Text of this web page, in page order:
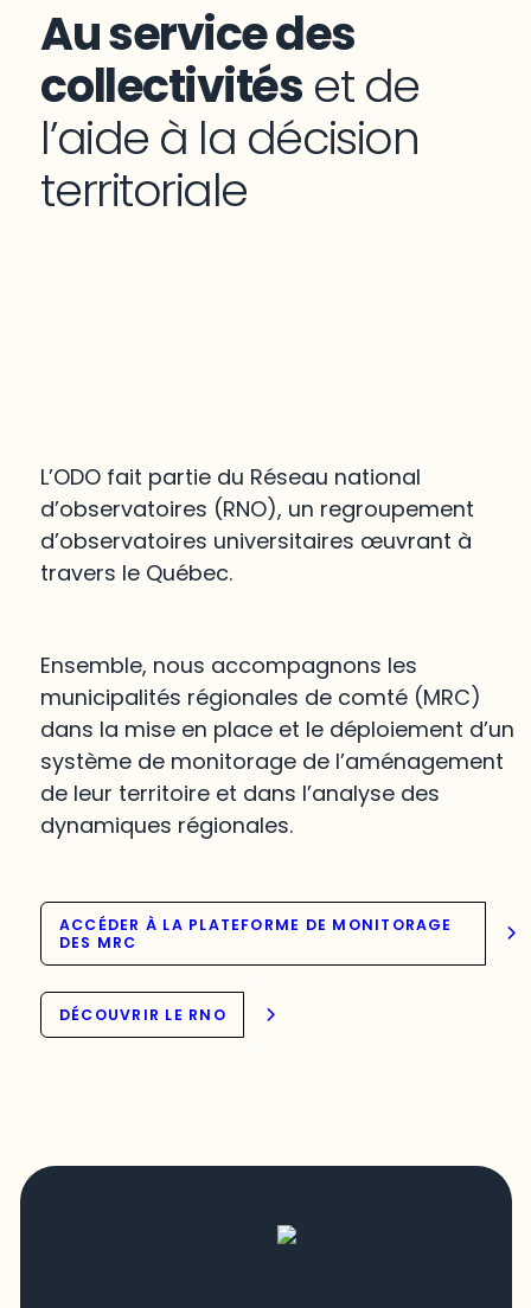
Au service des
collectivités et de
l’aide à la décision
territoriale
L’ODO fait partie du Réseau national
d’observatoires (RNO), un regroupement
d’observatoires universitaires œuvrant à
travers le Québec.
Ensemble, nous accompagnons les
municipalités régionales de comté (MRC)
dans la mise en place et le déploiement d’un
système de monitorage de l’aménagement
de leur territoire et dans l’analyse des
dynamiques régionales.
ACCÉDER À LA PLATEFORME DE MONITORAGE
DES MRC
DÉCOUVRIR LE RNO